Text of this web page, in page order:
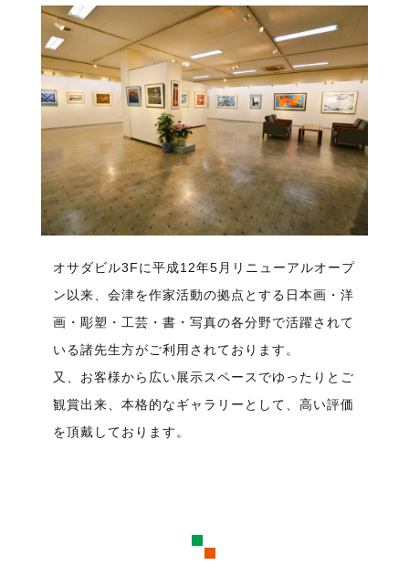
オサダビル3Fに平成12年5月リニューアルオープ
ン以来、会津を作家活動の拠点とする日本画・洋
画・彫塑・工芸・書・写真の各分野で活躍されて
いる諸先生方がご利用されております。
又、お客様から広い展示スペースでゆったりとご
観賞出来、本格的なギャラリーとして、高い評価
を頂戴しております。